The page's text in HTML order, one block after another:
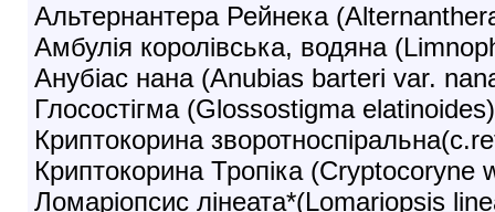
Альтернантера Рейнека
Амбулія королівська, водяна
Анубіас нана (Anubias barteri var.
Глосостігма (Glossostigma
Криптокорина
Криптокорина Тропіка
Ломаріопсис лінеата*(Lomariopsis